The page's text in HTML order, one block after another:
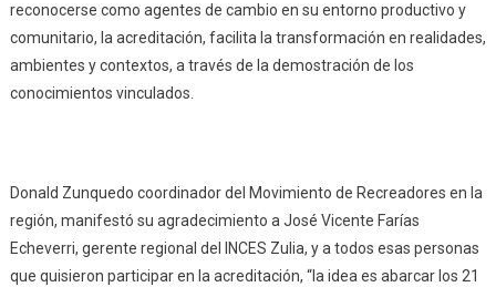
reconocerse como agentes de cambio en su entorno productivo y
comunitario, la acreditación, facilita la transformación en realidades,
ambientes y contextos, a través de la demostración de los
conocimientos vinculados.
Donald Zunquedo coordinador del Movimiento de Recreadores en la
región, manifestó su agradecimiento a José Vicente Farías
Echeverri, gerente regional del INCES Zulia, y a todos esas personas
que quisieron participar en la acreditación, “la idea es abarcar los 21